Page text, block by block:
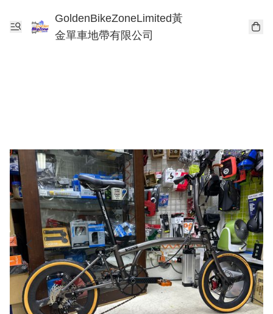
GoldenBikeZoneLimited黃
金單車地帶有限公司